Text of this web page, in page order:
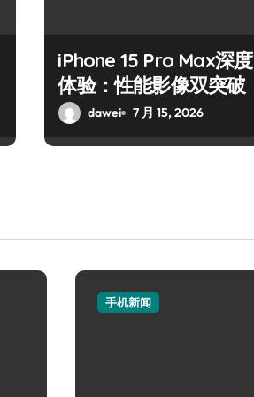
iPhone 15 Pro Max深度
体验：性能影像双突破
dawei 7 月 15, 2026
手机新闻